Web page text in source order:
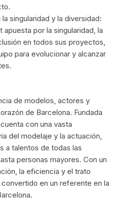
singularidad y la diversidad:
por la singularidad, la
en todos sus proyectos,
para evolucionar y alcanzar
de modelos, actores y
de Barcelona. Fundada
con una vasta
del modelaje y la actuación,
a talentos de todas las
personas mayores. Con un
la eficiencia y el trato
en un referente en la